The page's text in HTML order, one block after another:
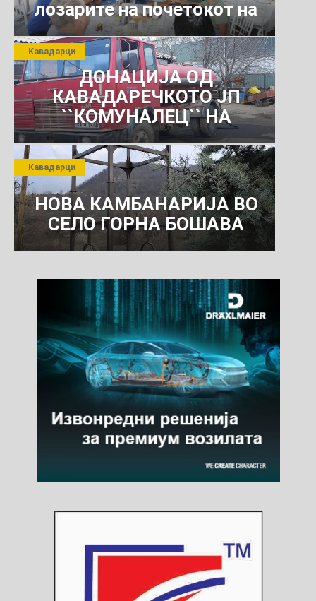
лозарите на почетокот на
јули 2026 г.
ДОНАЦИЈА ОД
КАВАДАРЕЧКОТО ЈП
``КОМУНАЛЕЦ`` НА
РОСОМАНСКОТО ЈАВНО
ПРЕТПРИЈАТИЕ ЗА
КОМУНАЛНО УСЛУГИ
Кавадарци
НОВА КАМБАНАРИЈА ВО
СЕЛО ГОРНА БОШАВА
Кавадарци